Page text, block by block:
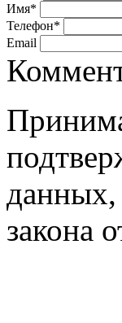
Имя*
Телефон*
Email
закона